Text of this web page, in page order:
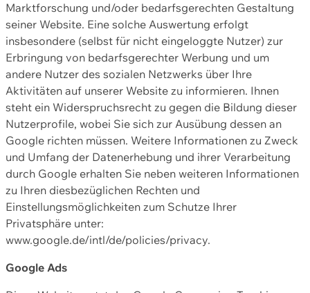
Marktforschung und/oder bedarfsgerechten Gestaltung
seiner Website. Eine solche Auswertung erfolgt
insbesondere (selbst für nicht eingeloggte Nutzer) zur
Erbringung von bedarfsgerechter Werbung und um
andere Nutzer des sozialen Netzwerks über Ihre
Aktivitäten auf unserer Website zu informieren. Ihnen
steht ein Widerspruchsrecht zu gegen die Bildung dieser
Nutzerprofile, wobei Sie sich zur Ausübung dessen an
Google richten müssen. Weitere Informationen zu Zweck
und Umfang der Datenerhebung und ihrer Verarbeitung
durch Google erhalten Sie neben weiteren Informationen
zu Ihren diesbezüglichen Rechten und
Einstellungsmöglichkeiten zum Schutze Ihrer
Privatsphäre unter:
www.google.de/intl/de/policies/privacy.
Google Ads